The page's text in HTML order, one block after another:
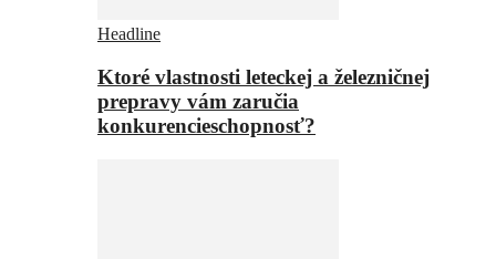
Headline
Ktoré vlastnosti leteckej a železničnej
prepravy vám zaručia
konkurencieschopnosť?